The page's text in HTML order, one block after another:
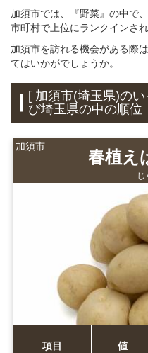
加須市では、『野菜』の中で、
市町村で上位にランクインされ
加須市を訪れる機会がある際は
てはいかがでしょうか。
[ 加須市(埼玉県)の
び埼玉県の中の順位
加須市
春植え
じ
項目 値